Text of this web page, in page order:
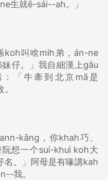
生就ē-sái--ah。」
koh叫啥mih弟，án-ne
仔。」我自細漢上gâu
「牛牽到北京mā是
kāng，你khah巧、
想一个suí-khuì koh大
。」阿母是有喙講kah
我。